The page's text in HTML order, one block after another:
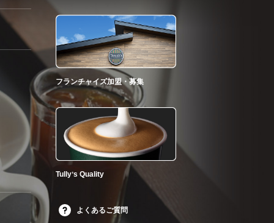
フランチャイズ加盟・募集
Tullyʼs Quality
よくあるご質問